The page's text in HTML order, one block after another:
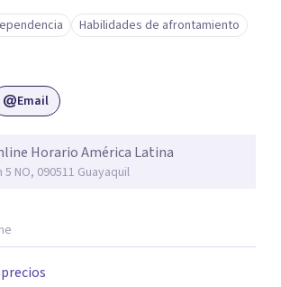
y un interés genuino por tu
crear un espacio seguro, cercano y
puedas explorar lo que te ocurre a tu
vergüenza o miedo a expresarse, y
Si algo de esto te resulta
solo/a, podemos empezar a entenderlo
un simple paseo en un espacio verde
más centrada. Esta misma atención
a cada encuentro contigo.
Habilidades de afrontamiento
Email
Horario América Latina
NO, 090511 Guayaquil